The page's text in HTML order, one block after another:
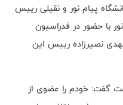
پیام نور و نقیلی رییس
با حضور در فدراسیون
نصیرزاده رییس این
گفت: خودم را عضوی از